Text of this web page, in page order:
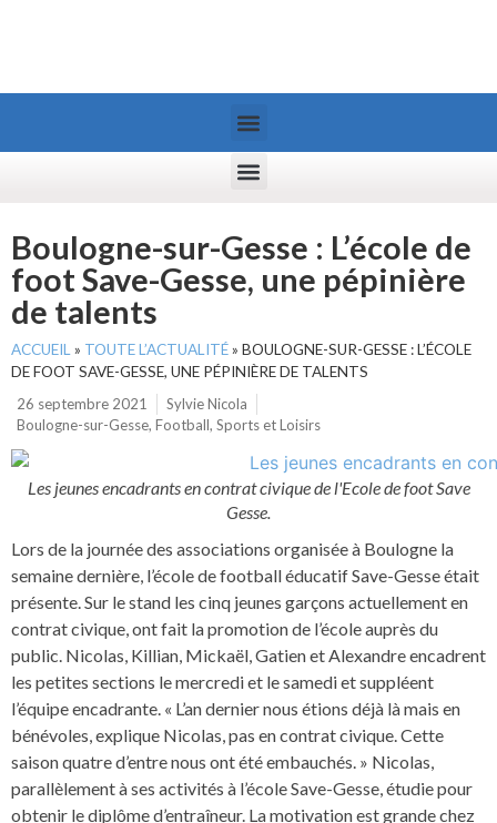
Boulogne-sur-Gesse : L’école de
foot Save-Gesse, une pépinière
de talents
ACCUEIL » TOUTE L’ACTUALITÉ» BOULOGNE-SUR-GESSE : L’ÉCOLE
DE FOOT SAVE-GESSE, UNE PÉPINIÈRE DE TALENTS
26 septembre 2021
Sylvie Nicola
Boulogne-sur-Gesse, Football, Sports et Loisirs
Les jeunes encadrants en contrat civique de l'Ecole de foot Save
Gesse.
Lors de la journée des associations organisée à Boulogne la
semaine dernière, l’école de football éducatif Save-Gesse était
présente. Sur le stand les cinq jeunes garçons actuellement en
contrat civique, ont fait la promotion de l’école auprès du
public. Nicolas, Killian, Mickaël, Gatien et Alexandre encadrent
les petites sections le mercredi et le samedi et suppléent
l’équipe encadrante. « L’an dernier nous étions déjà là mais en
bénévoles, explique Nicolas, pas en contrat civique. Cette
saison quatre d’entre nous ont été embauchés. » Nicolas,
parallèlement à ses activités à l’école Save-Gesse, étudie pour
obtenir le diplôme d’entraîneur. La motivation est grande chez